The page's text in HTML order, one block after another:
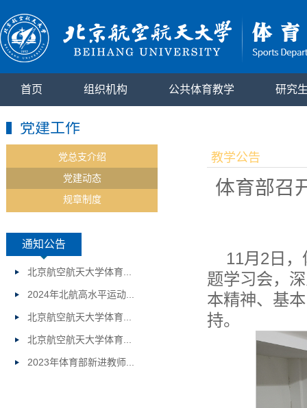
首页 组织机构 公共体育教学 研究
党建工作
党总支介绍
党建动态
规章制度
通知公告
北京航空航天大学体育...
2024年北航高水平运动...
北京航空航天大学体育...
北京航空航天大学体育...
2023年体育部新进教师...
教学公告
体育部召
11月2日
题学习会，
本精神、基
持。